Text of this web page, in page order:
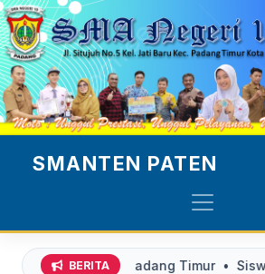
SMANTEN PATEN
BERITA
Padang Timur • Siswa/i